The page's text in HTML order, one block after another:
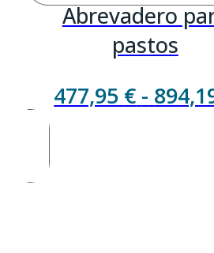
Abrevadero
pastos
477,95 € -